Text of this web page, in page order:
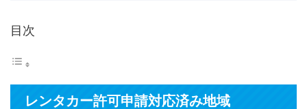
目次
レンタカー許可申請対応済み地域